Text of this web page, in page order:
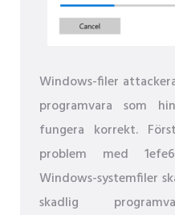
Windows-filer
programvara som
fungera korrekt.
problem med
Windows-systemfiler
skadlig